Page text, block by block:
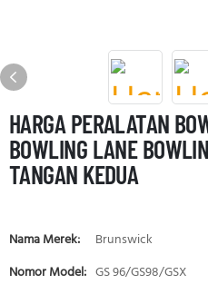
HARGA PERALATAN
BOWLING LANE
TANGAN KEDUA
Nama Merek:
Brunswick
Nomor Model: GS 96/GS98/GSX